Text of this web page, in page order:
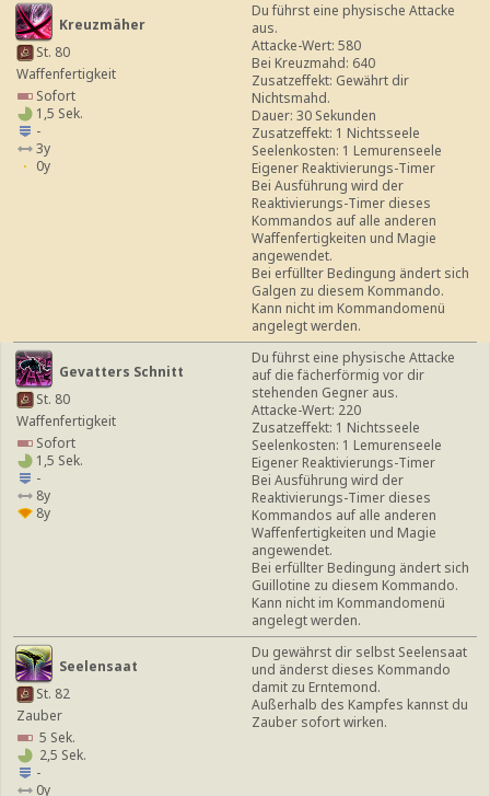
Kreuzmäher
St. 80
Waffenfertigkeit
Sofort
1,5 Sek.
-
3y
0y
Du führst eine physische Attacke
aus.
Attacke-Wert: 580
Bei Kreuzmahd: 640
Zusatzeffekt: Gewährt dir
Nichtsmahd.
Dauer: 30 Sekunden
Zusatzeffekt: 1 Nichtsseele
Seelenkosten: 1 Lemurenseele
Eigener Reaktivierungs-Timer
Bei Ausführung wird der
Reaktivierungs-Timer dieses
Kommandos auf alle anderen
Waffenfertigkeiten und Magie
angewendet.
Bei erfüllter Bedingung ändert sich
Galgen zu diesem Kommando.
Kann nicht im Kommandomenü
angelegt werden.
Gevatters Schnitt
St. 80
Waffenfertigkeit
Sofort
1,5 Sek.
-
8y
8y
Du führst eine physische Attacke
auf die fächerförmig vor dir
stehenden Gegner aus.
Attacke-Wert: 220
Zusatzeffekt: 1 Nichtsseele
Seelenkosten: 1 Lemurenseele
Eigener Reaktivierungs-Timer
Bei Ausführung wird der
Reaktivierungs-Timer dieses
Kommandos auf alle anderen
Waffenfertigkeiten und Magie
angewendet.
Bei erfüllter Bedingung ändert sich
Guillotine zu diesem Kommando.
Kann nicht im Kommandomenü
angelegt werden.
Seelensaat
St. 82
Zauber
5 Sek.
2,5 Sek.
-
0y
Du gewährst dir selbst Seelensaat
und änderst dieses Kommando
damit zu Erntemond.
Außerhalb des Kampfes kannst du
Zauber sofort wirken.